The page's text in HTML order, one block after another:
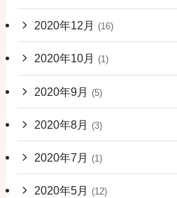
2020年12月 (16)
2020年10月 (1)
2020年9月 (5)
2020年8月 (3)
2020年7月 (1)
2020年5月 (12)